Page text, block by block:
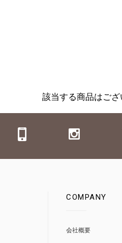
該当する商品はござ
COMPANY
会社概要